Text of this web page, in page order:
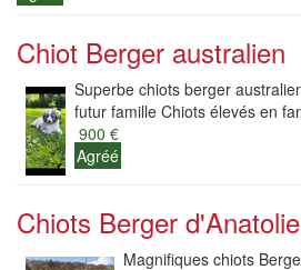
Chiot Berger australien
Superbe chiots berger
futur famille Chiots élevés en
900 €
Agréé
Chiots Berger d'Anatolie
Magnifiques chiots